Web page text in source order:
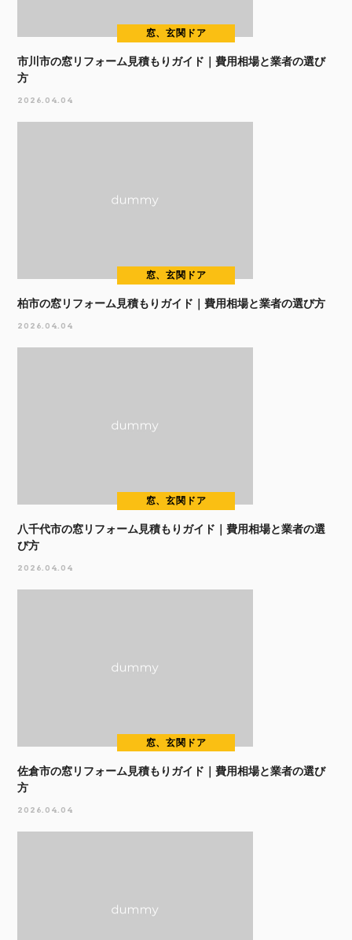
窓、玄関ドア
市川市の窓リフォーム見積もりガイド｜費用相場と業者の選び
方
2026.04.04
窓、玄関ドア
柏市の窓リフォーム見積もりガイド｜費用相場と業者の選び方
2026.04.04
窓、玄関ドア
八千代市の窓リフォーム見積もりガイド｜費用相場と業者の選
び方
2026.04.04
窓、玄関ドア
佐倉市の窓リフォーム見積もりガイド｜費用相場と業者の選び
方
2026.04.04